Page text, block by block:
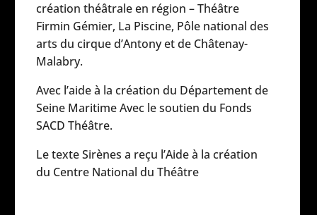
création théâtrale en région – Théâtre
Firmin Gémier, La Piscine, Pôle national des
arts du cirque d’Antony et de Châtenay-
Malabry.
Avec l’aide à la création du Département de
Seine Maritime Avec le soutien du Fonds
SACD Théâtre.
Le texte Sirènes a reçu l’Aide à la création
du Centre National du Théâtre